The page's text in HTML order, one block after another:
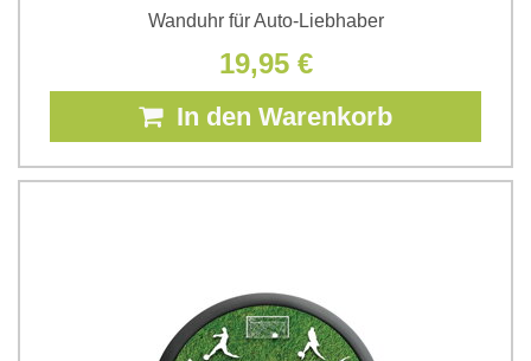
Wanduhr für Auto-Liebhaber
19,95 €
In den Warenkorb